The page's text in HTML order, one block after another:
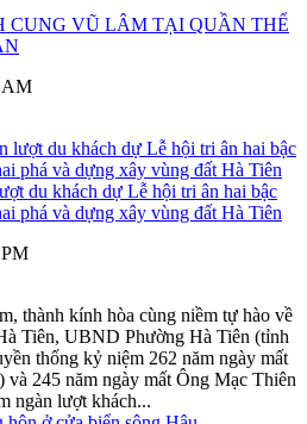
CUNG VŨ LÂM TẠI QUẦN THỂ
AM
du khách dự Lễ hội tri ân hai bậc
phá và dựng xây vùng đất Hà Tiên
thành kính hòa cùng niềm tự hào về
Tiên, UBND Phường Hà Tiên (tỉnh
thống kỷ niệm 262 năm ngày mất
245 năm ngày mất Ông Mạc Thiên
ngàn lượt khách...